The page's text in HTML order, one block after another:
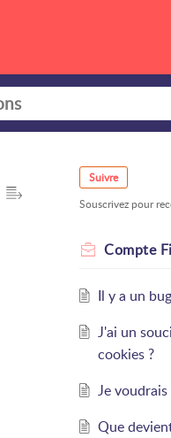
Suivre
Souscrivez pour
Compte
Il y a un
J'ai un
cookies ?
Je
Que